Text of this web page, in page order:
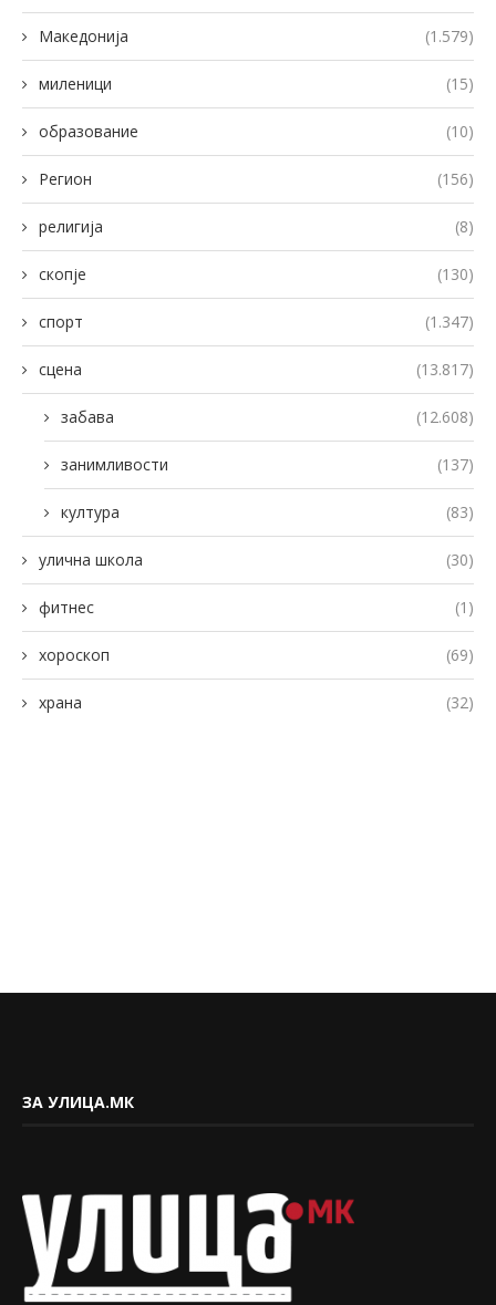
Македонија (1.579)
миленици (15)
образование (10)
Регион (156)
религија (8)
скопје (130)
спорт (1.347)
сцена (13.817)
забава (12.608)
занимливости (137)
култура (83)
улична школа (30)
фитнес (1)
хороскоп (69)
храна (32)
ЗА УЛИЦА.МК